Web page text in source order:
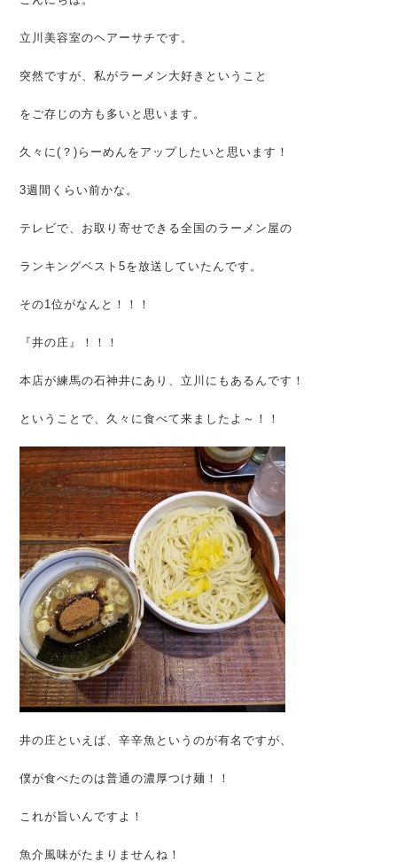
立川美容室のヘアーサチです。
突然ですが、私がラーメン大好きということ
をご存じの方も多いと思います。
久々に(？)らーめんをアップしたいと思います！
3週間くらい前かな。
テレビで、お取り寄せできる全国のラーメン屋の
ランキングベスト5を放送していたんです。
その1位がなんと！！！
『井の庄』！！！
本店が練馬の石神井にあり、立川にもあるんです！
ということで、久々に食べて来ましたよ～！！
井の庄といえば、辛辛魚というのが有名ですが、
僕が食べたのは普通の濃厚つけ麺！！
これが旨いんですよ！
魚介風味がたまりませんね！